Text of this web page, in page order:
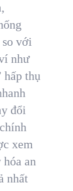
với
như
hấp thụ
đổi
xem
an
nhất